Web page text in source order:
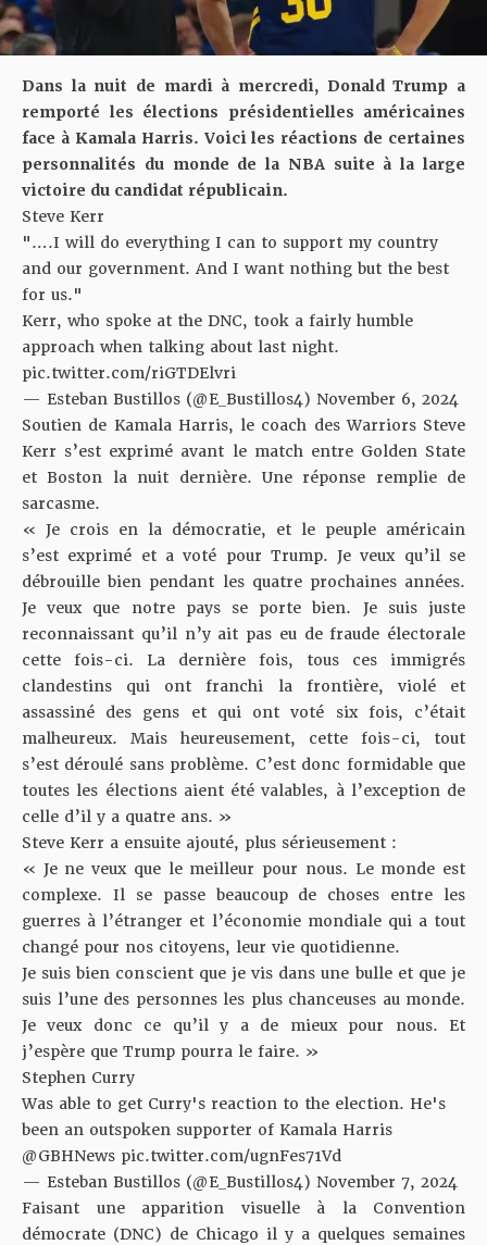
Dans la nuit de mardi à mercredi, Donald Trump a
remporté les élections présidentielles américaines
face à Kamala Harris. Voici les réactions de certaines
personnalités du monde de la NBA suite à la large
victoire du candidat républicain.
Steve Kerr
"….I will do everything I can to support my country
and our government. And I want nothing but the best
for us."
Kerr, who spoke at the DNC, took a fairly humble
approach when talking about last night.
pic.twitter.com/riGTDElvri
— Esteban Bustillos (@E_Bustillos4) November 6, 2024
Soutien de Kamala Harris, le coach des Warriors Steve
Kerr s’est exprimé avant le match entre Golden State
et Boston la nuit dernière. Une réponse remplie de
sarcasme.
« Je crois en la démocratie, et le peuple américain
s’est exprimé et a voté pour Trump. Je veux qu’il se
débrouille bien pendant les quatre prochaines années.
Je veux que notre pays se porte bien. Je suis juste
reconnaissant qu’il n’y ait pas eu de fraude électorale
cette fois-ci. La dernière fois, tous ces immigrés
clandestins qui ont franchi la frontière, violé et
assassiné des gens et qui ont voté six fois, c’était
malheureux. Mais heureusement, cette fois-ci, tout
s’est déroulé sans problème. C’est donc formidable que
toutes les élections aient été valables, à l’exception de
celle d’il y a quatre ans. »
Steve Kerr a ensuite ajouté, plus sérieusement :
« Je ne veux que le meilleur pour nous. Le monde est
complexe. Il se passe beaucoup de choses entre les
guerres à l’étranger et l’économie mondiale qui a tout
changé pour nos citoyens, leur vie quotidienne.
Je suis bien conscient que je vis dans une bulle et que je
suis l’une des personnes les plus chanceuses au monde.
Je veux donc ce qu’il y a de mieux pour nous. Et
j’espère que Trump pourra le faire. »
Stephen Curry
Was able to get Curry's reaction to the election. He's
been an outspoken supporter of Kamala Harris
@GBHNews pic.twitter.com/ugnFes71Vd
— Esteban Bustillos (@E_Bustillos4) November 7, 2024
Faisant une apparition visuelle à la Convention
démocrate (DNC) de Chicago il y a quelques semaines